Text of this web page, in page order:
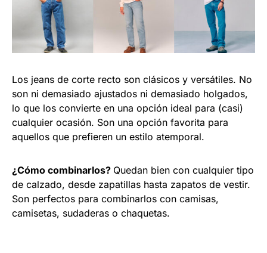
Los jeans de corte recto son clásicos y versátiles. No
son ni demasiado ajustados ni demasiado holgados,
lo que los convierte en una opción ideal para (casi)
cualquier ocasión. Son una opción favorita para
aquellos que prefieren un estilo atemporal.
¿Cómo combinarlos? Quedan bien con cualquier tipo
de calzado, desde zapatillas hasta zapatos de vestir.
Son perfectos para combinarlos con camisas,
camisetas, sudaderas o chaquetas.